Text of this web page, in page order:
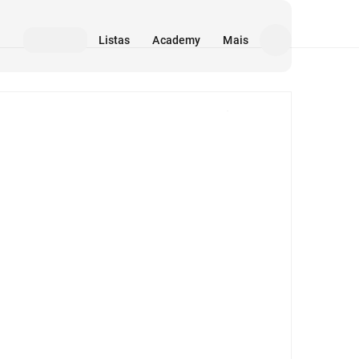
Listas Academy Mais